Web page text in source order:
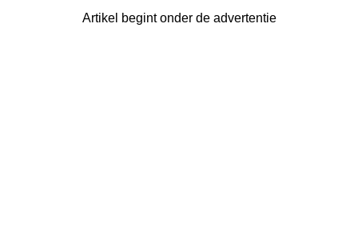
Artikel begint onder de advertentie